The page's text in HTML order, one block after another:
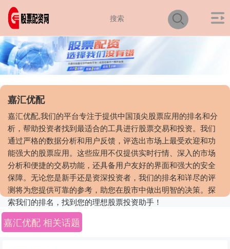
嘉汇优配
嘉汇优配,我们的平台专注于提供中国顶尖股票应用的排名和分
析，帮助投资者找到最适合的工具进行股票交易和投资。我们
通过严格的数据分析和用户反馈，评选出市场上最受欢迎和功
能强大的股票应用。这些应用不仅提供实时行情、深入的市场
分析和便捷的交易功能，还具备用户友好的界面和强大的安全
保障。无论您是新手还是资深投资者，我们的排名和详尽的评
测将为您提供可靠的参考，助您在股市中做出明智的决策。探
索我们的排名，找到您的理想股票投资助手！
嘉汇优配 相关话题